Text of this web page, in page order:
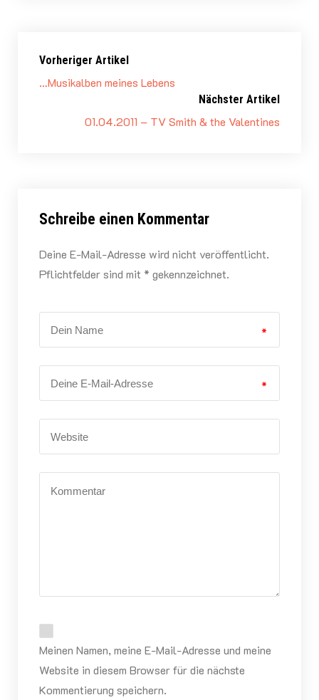
Vorheriger Artikel
…Musikalben meines Lebens
Nächster Artikel
01.04.2011 – TV Smith & the Valentines
Schreibe einen Kommentar
Deine E-Mail-Adresse wird nicht veröffentlicht.
Pflichtfelder sind mit * gekennzeichnet.
*
*
Meinen Namen, meine E-Mail-Adresse und meine
Website in diesem Browser für die nächste
Kommentierung speichern.